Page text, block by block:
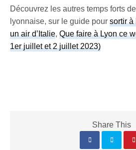
Découvrez les autres temps forts
lyonnaise, sur le guide poursortir à
un air d’Italie,Que faire à Lyon ce
1er juillet et 2 juillet 2023)
Share This